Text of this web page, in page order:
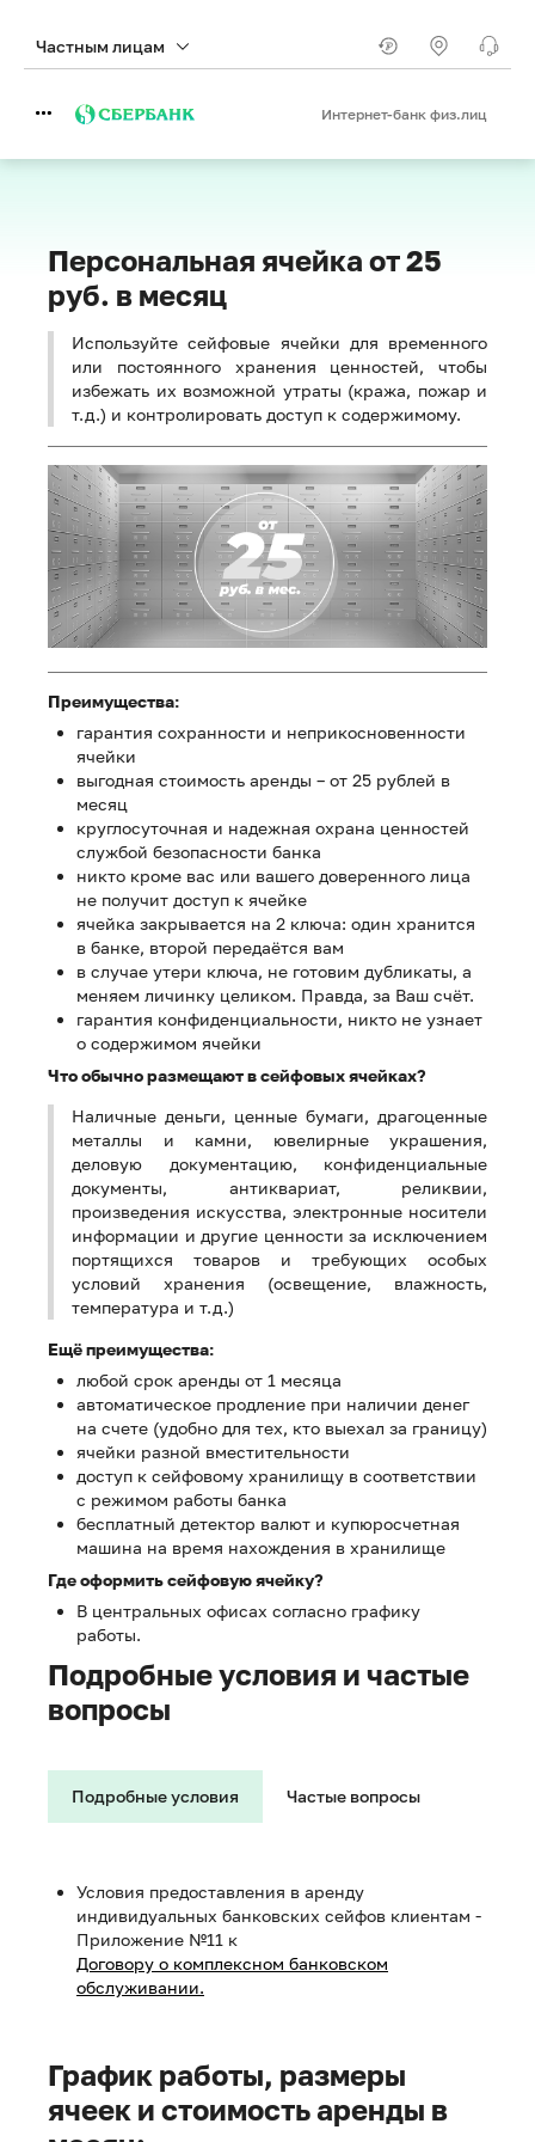
Частным лицам
Интернет-банк физ.лиц
Персональная ячейка от 25
руб. в месяц
Используйте сейфовые ячейки для временного
или постоянного хранения ценностей, чтобы
избежать их возможной утраты (кража, пожар и
т.д.) и контролировать доступ к содержимому.
Преимущества:
гарантия сохранности и неприкосновенности
ячейки
выгодная стоимость аренды – от 25 рублей в
месяц
круглосуточная и надежная охрана ценностей
службой безопасности банка
никто кроме вас или вашего доверенного лица
не получит доступ к ячейке
ячейка закрывается на 2 ключа: один хранится
в банке, второй передаётся вам
в случае утери ключа, не готовим дубликаты, а
меняем личинку целиком. Правда, за Ваш счёт.
гарантия конфиденциальности, никто не узнает
о содержимом ячейки
Что обычно размещают в сейфовых ячейках?
Наличные деньги, ценные бумаги, драгоценные
металлы и камни, ювелирные украшения,
деловую документацию, конфиденциальные
документы, антиквариат, реликвии,
произведения искусства, электронные носители
информации и другие ценности за исключением
портящихся товаров и требующих особых
условий хранения (освещение, влажность,
температура и т.д.)
Ещё преимущества:
любой срок аренды от 1 месяца
автоматическое продление при наличии денег
на счете (удобно для тех, кто выехал за границу)
ячейки разной вместительности
доступ к сейфовому хранилищу в соответствии
с режимом работы банка
бесплатный детектор валют и купюросчетная
машина на время нахождения в хранилище
Где оформить сейфовую ячейку?
В центральных офисах согласно графику
работы.
Подробные условия и частые
вопросы
Подробные условия Частые вопросы
Условия предоставления в аренду
индивидуальных банковских сейфов клиентам -
Приложение №11 к
Договору о комплексном банковском
обслуживании.
График работы, размеры
ячеек и стоимость аренды в